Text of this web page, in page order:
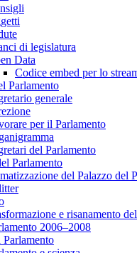
di legislatura
Data
Codice embed per lo
Parlamento
generale
per il Parlamento
del Parlamento
Parlamento
del Palazzo del
e risanamento
2006–2008
Parlamento